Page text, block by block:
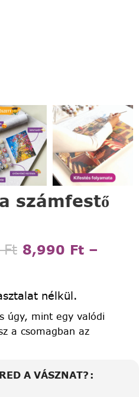
számfestő
Ft 8,990 Ft –
nélkül.
úgy, mint egy valódi
a csomagban az
A VÁSZNAT?